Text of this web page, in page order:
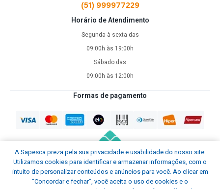
(51) 999977229
Horário de Atendimento
Segunda à sexta das
09:00h às 19:00h
Sábado das
09:00h às 12:00h
Formas de pagamento
A Sapesca preza pela sua privacidade e usabilidade do nosso site.
Utilizamos cookies para identificar e armazenar informações, com o
intuito de personalizar conteúdos e anúncios para você. Ao clicar em
“Concordar e fechar”, você aceita o uso de cookies e o